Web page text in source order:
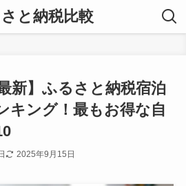
と納税比較
新】ふるさと納税宿泊
キング！最もお得な自
2025年9月15日